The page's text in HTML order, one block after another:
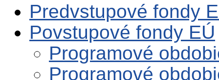
Predvstupové fondy
Povstupové fondy EÚ
Programové
Programové